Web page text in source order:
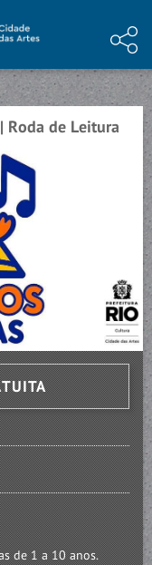
Roda de Leitura
de 1 a 10 anos.